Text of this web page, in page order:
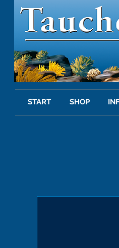
START SHOP